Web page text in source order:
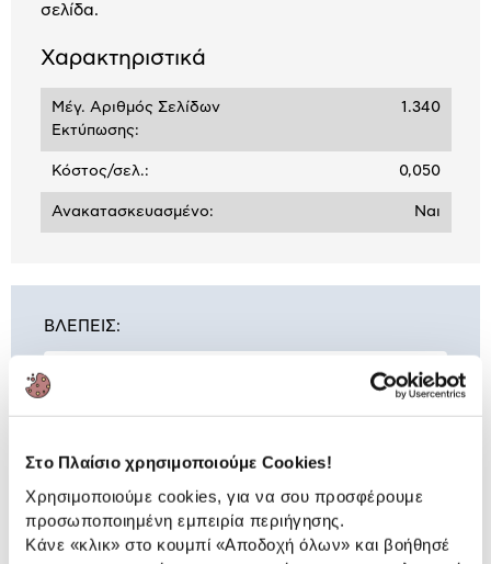
Στο Πλαίσιο χρησιμοποιούμε Cookies!
Χρησιμοποιούμε cookies, για να σου προσφέρουμε
προσωποποιημένη εμπειρία περιήγησης.
Κάνε «κλικ» στο κουμπί «Αποδοχή όλων» και βοήθησέ
σελίδα.
Χαρακτηριστικά
Μέγ. Αριθμός Σελίδων
Εκτύπωσης:
1.340
Κόστος/σελ.: 0,050
Ανακατασκευασμένο: Ναι
ΒΛΕΠΕΙΣ:
Toner Q-Connect Ανακαινισμένο
Συνδύασέτο με